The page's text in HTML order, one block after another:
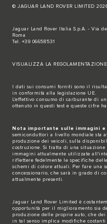
© JAGUAR LAND ROVER LIMITED
Jaguar Land Rover Italia S.p.A. - Via
Roma
Tel. +39 06658531
VISUALIZZA LA
I dati sui consumi forniti sono il
in conformità alla legislazione UE.
L'effettivo consumo di carburante di
ottenuto in questi test e queste cifre
Nota importante sulle immagini
semiconduttori a livello mondiale sta
produzione dei veicoli, sulla
costruzione. Si tratta di una
immagini attualmente utilizzate
riflettere fedelmente le specifiche
schemi di colore attuali. Per fare una
concessionario, che sarà in grado di
attualmente presenti.
Jaguar Land Rover Limited è
opportunità per il miglioramento sia
produzione delle proprie auto, che
in tal senso implica modifiche